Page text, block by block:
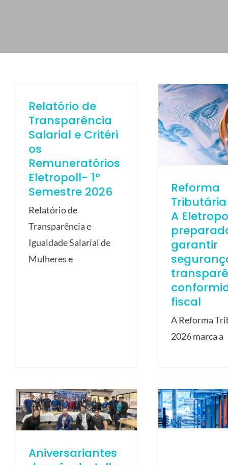
ESPAÑOL
Relatório de
Transparência
Salarial e Critéri
os
Remuneratórios
Eletropoll- 1º
Semestre 2026
Relatório de
Transparência e
Igualdade Salarial de
Mulheres e
Reforma
A
garantir
fiscal
A Reforma
2026 marca a
Aniversariantes